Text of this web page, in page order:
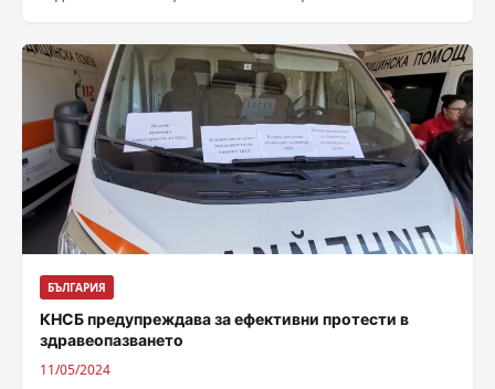
БЪЛГАРИЯ
КНСБ предупреждава за ефективни протести в
здравеопазването
11/05/2024